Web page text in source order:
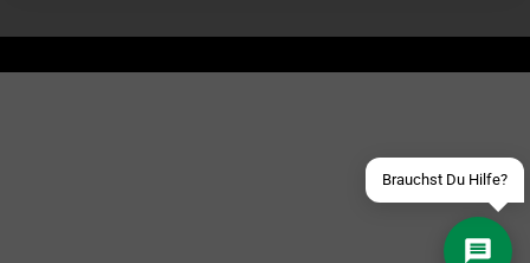
Brauchst Du Hilfe?
Schick uns eine eMail